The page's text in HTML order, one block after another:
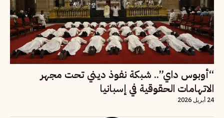
“أوبوس داي”.. شبكة نفوذ ديني تحت مجهر
الاتهامات الحقوقية في إسبانيا
24 أبريل 2026